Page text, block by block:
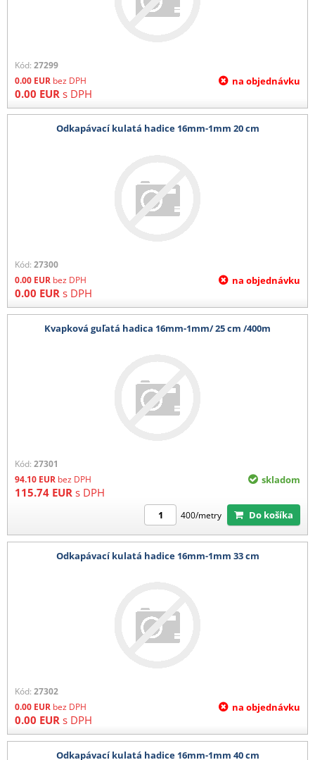
Kód: 27299
0.00 EUR bez DPH
0.00 EUR s DPH
na objednávku
Odkapávací kulatá hadice 16mm-1mm 20 cm
Kód: 27300
0.00 EUR bez DPH
0.00 EUR s DPH
na objednávku
Kvapková guľatá hadica 16mm-1mm/ 25 cm /400m
Kód: 27301
94.10 EUR bez DPH
115.74 EUR s DPH
skladom
400/metry Do košíka
Odkapávací kulatá hadice 16mm-1mm 33 cm
Kód: 27302
0.00 EUR bez DPH
0.00 EUR s DPH
na objednávku
Odkapávací kulatá hadice 16mm-1mm 40 cm